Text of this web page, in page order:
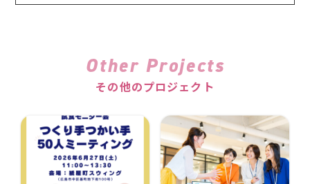
Other Projects
その他のプロジェクト